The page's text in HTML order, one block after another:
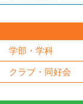
学部・学科
クラブ・同好会